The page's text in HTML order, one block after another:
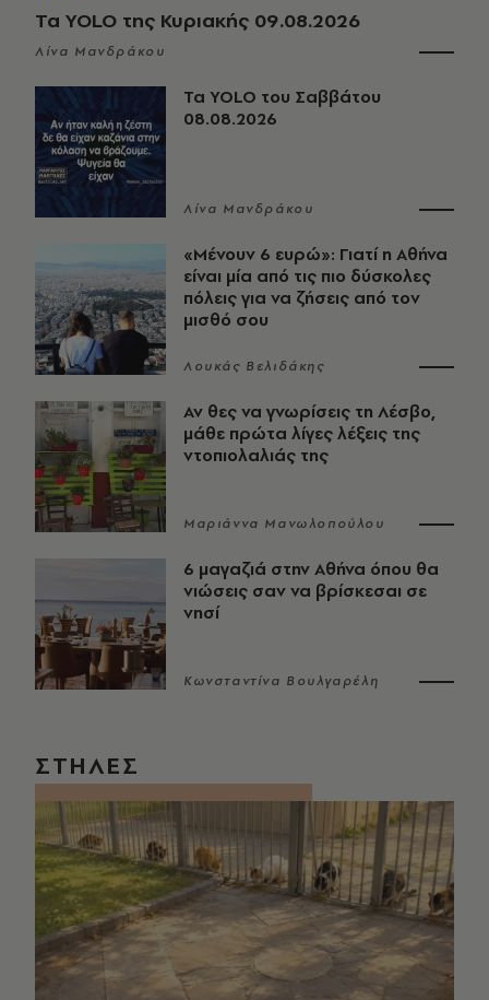
Τα YOLO της Κυριακής 09.08.2026
Λίνα Μανδράκου
Τα YOLO του Σαββάτου
08.08.2026
Λίνα Μανδράκου
«Μένουν 6 ευρώ»: Γιατί η Αθήνα
είναι μία από τις πιο δύσκολες
πόλεις για να ζήσεις από τον
μισθό σου
Λουκάς Βελιδάκης
Αν θες να γνωρίσεις τη Λέσβο,
μάθε πρώτα λίγες λέξεις της
ντοπιολαλιάς της
Μαριάννα Μανωλοπούλου
6 μαγαζιά στην Αθήνα όπου θα
νιώσεις σαν να βρίσκεσαι σε
νησί
Κωνσταντίνα Βουλγαρέλη
ΣΤΗΛΕΣ